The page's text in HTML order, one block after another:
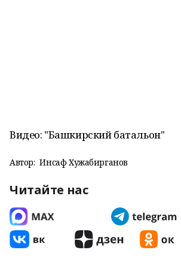
Видео: "Башкирский батальон"
Автор: Инсаф Хужабирганов
Читайте нас